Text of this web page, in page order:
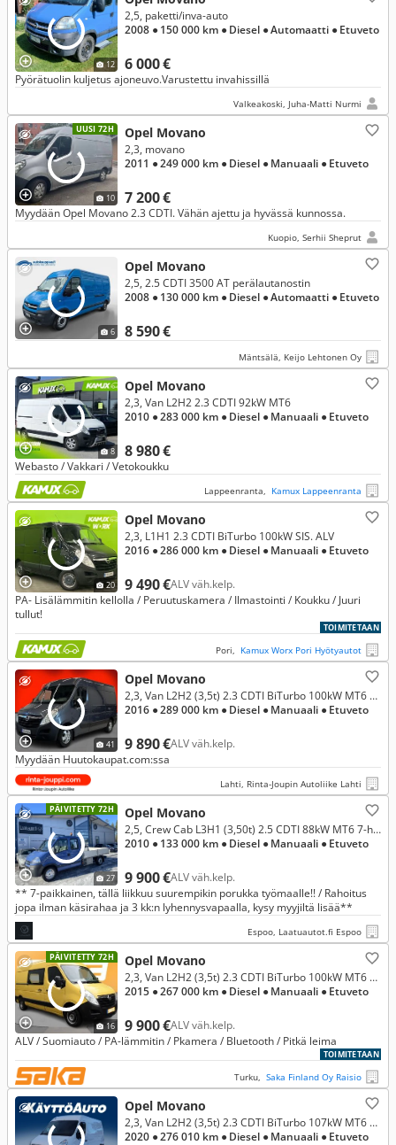
12 6 000 €
2,5, paketti/inva-auto
2008 ● 150 000 km ● Diesel ● Automaatti ● Etuveto
Pyörätuolin kuljetus ajoneuvo.Varustettu invahissillä
Valkeakoski, Juha-Matti Nurmi
UUSI 72H
10
Opel Movano
7 200 €
2,3, movano
2011 ● 249 000 km ● Diesel ● Manuaali ● Etuveto
Myydään Opel Movano 2.3 CDTI. Vähän ajettu ja hyvässä kunnossa.
Kuopio, Serhii Sheprut
6
Opel Movano
8 590 €
2,5, 2.5 CDTI 3500 AT perälautanostin
2008 ● 130 000 km ● Diesel ● Automaatti ● Etuveto
Mäntsälä, Keijo Lehtonen Oy
8
Opel Movano
8 980 €
2,3, Van L2H2 2.3 CDTI 92kW MT6
2010 ● 283 000 km ● Diesel ● Manuaali ● Etuveto
Webasto / Vakkari / Vetokoukku
Lappeenranta, Kamux Lappeenranta
20
Opel Movano
9 490 €ALV väh.kelp.
2,3, L1H1 2.3 CDTI BiTurbo 100kW SIS. ALV
2016 ● 286 000 km ● Diesel ● Manuaali ● Etuveto
PA- Lisälämmitin kellolla / Peruutuskamera / Ilmastointi / Koukku / Juuri
tullut!
TOIMITETAAN
Pori, Kamux Worx Pori Hyötyautot
41
Opel Movano
9 890 €ALV väh.kelp.
2,3, Van L2H2 (3,5t) 2.3 CDTI BiTurbo 100kW MT6 FWD (XZ14)
2016 ● 289 000 km ● Diesel ● Manuaali ● Etuveto
Myydään Huutokaupat.com:ssa
Lahti, Rinta-Joupin Autoliike Lahti
PÄIVITETTY 72H
27
Opel Movano
9 900 €ALV väh.kelp.
2,5, Crew Cab L3H1 (3,50t) 2.5 CDTI 88kW MT6 7-henkilö, *Korko alk 1,99% / Ilmastointi / Koukku / Lisälämmitin / Sis. ALV*
2010 ● 133 000 km ● Diesel ● Manuaali ● Etuveto
** 7-paikkainen, tällä liikkuu suurempikin porukka työmaalle!! / Rahoitus
jopa ilman käsirahaa ja 3 kk:n lyhennysvapaalla, kysy myyjiltä lisää**
Espoo, Laatuautot.fi Espoo
PÄIVITETTY 72H
16
Opel Movano
9 900 €ALV väh.kelp.
2,3, Van L2H2 (3,5t) 2.3 CDTI BiTurbo 100kW MT6 ** ALV / Suomiauto / PA-lämmitin / Pkamera / Bluetooth / Kats. 06/2026 **
2015 ● 267 000 km ● Diesel ● Manuaali ● Etuveto
ALV / Suomiauto / PA-lämmitin / Pkamera / Bluetooth / Pitkä leima
TOIMITETAAN
Turku, Saka Finland Oy Raisio
Opel Movano
2,3, Van L2H2 (3,5t) 2.3 CDTI BiTurbo 107kW MT6 FWD
2020 ● 276 010 km ● Diesel ● Manuaali ● Etuveto